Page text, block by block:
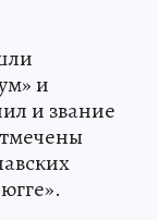
и
и звание